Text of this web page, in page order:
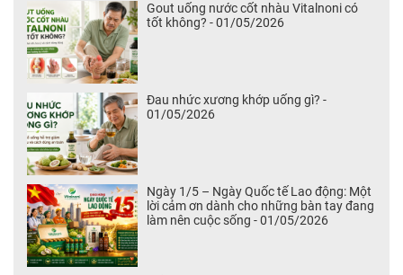
Gout uống nước cốt nhàu Vitalnoni có
tốt không? - 01/05/2026
Đau nhức xương khớp uống gì? -
01/05/2026
Ngày 1/5 – Ngày Quốc tế Lao động: Một
lời cảm ơn dành cho những bàn tay đang
làm nên cuộc sống - 01/05/2026